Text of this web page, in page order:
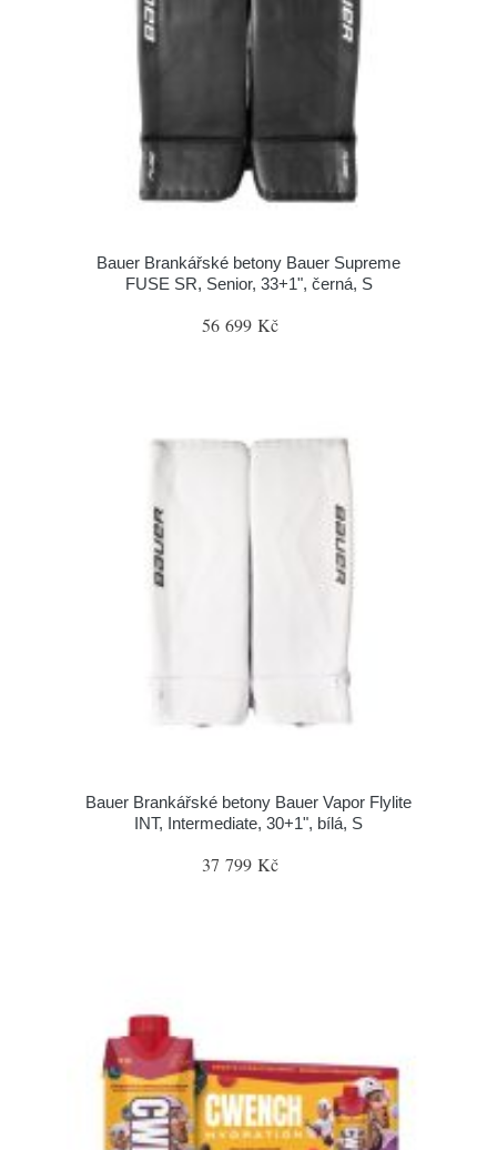
Bauer Brankářské betony Bauer Supreme
FUSE SR, Senior, 33+1", černá, S
56 699 Kč
Bauer Brankářské betony Bauer Vapor Flylite
INT, Intermediate, 30+1", bílá, S
37 799 Kč